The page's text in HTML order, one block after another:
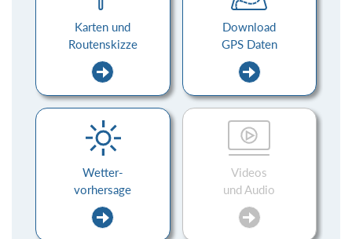
Karten und
Routenskizze
Download
GPS Daten
Wetter-
vorhersage
Videos
und Audio